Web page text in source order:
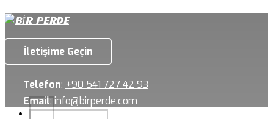
İletişime Geçin
Telefon: +90 541 727 42 93
Email:info@birperde.com